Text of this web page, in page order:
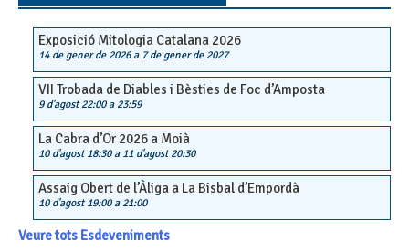
Exposició Mitologia Catalana 2026
14 de gener de 2026a 7 de gener de 2027
VII Trobada de Diables i Bèsties de Foc d’Amposta
9 d'agost 22:00a 23:59
La Cabra d’Or 2026 a Moià
10 d'agost 18:30a 11 d'agost 20:30
Assaig Obert de l’Àliga a La Bisbal d’Empordà
10 d'agost 19:00a 21:00
Veure tots Esdeveniments